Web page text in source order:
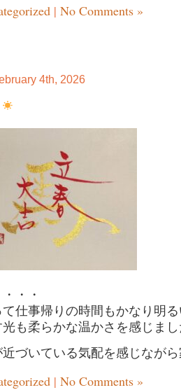
| No Comments »
4th, 2026
・・
仕事帰りの時間もかなり明
も柔らかな温かさを感じま
づいている気配を感じなが
| No Comments »